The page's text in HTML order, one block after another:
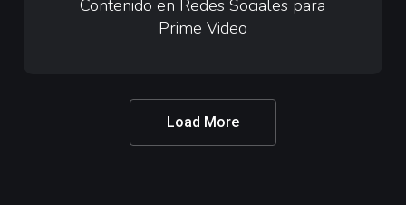
Redes
Contenido en Redes Sociales para
Prime Video
Load More